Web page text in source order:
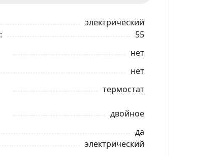
электрический
55
нет
нет
термостат
двойное
да
электрический